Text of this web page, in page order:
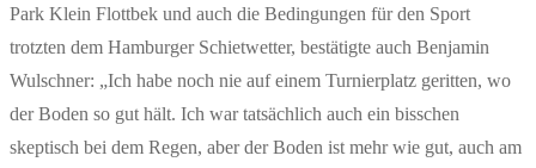
Park Klein Flottbek und auch die Bedingungen für den Sport
trotzten dem Hamburger Schietwetter, bestätigte auch Benjamin
Wulschner: „Ich habe noch nie auf einem Turnierplatz geritten, wo
der Boden so gut hält. Ich war tatsächlich auch ein bisschen
skeptisch bei dem Regen, aber der Boden ist mehr wie gut, auch am